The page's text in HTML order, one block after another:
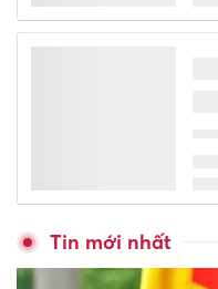
Tin mới nhất